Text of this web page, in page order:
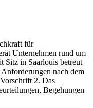
für
Unternehmen rund um
Sitz in Saarlouis betreut
nach dem
2. Das
Begehungen